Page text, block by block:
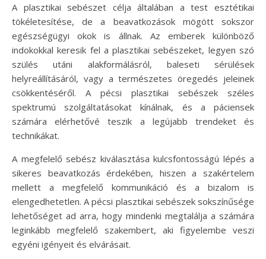
A plasztikai sebészet célja általában a test esztétikai
tökéletesítése, de a beavatkozások mögött sokszor
egészségügyi okok is állnak. Az emberek különböző
indokokkal keresik fel a plasztikai sebészeket, legyen szó
szülés utáni alakformálásról, baleseti sérülések
helyreállításáról, vagy a természetes öregedés jeleinek
csökkentéséről. A pécsi plasztikai sebészek széles
spektrumú szolgáltatásokat kínálnak, és a páciensek
számára elérhetővé teszik a legújabb trendeket és
technikákat.
A megfelelő sebész kiválasztása kulcsfontosságú lépés a
sikeres beavatkozás érdekében, hiszen a szakértelem
mellett a megfelelő kommunikáció és a bizalom is
elengedhetetlen. A pécsi plasztikai sebészek sokszínűsége
lehetőséget ad arra, hogy mindenki megtalálja a számára
leginkább megfelelő szakembert, aki figyelembe veszi
egyéni igényeit és elvárásait.